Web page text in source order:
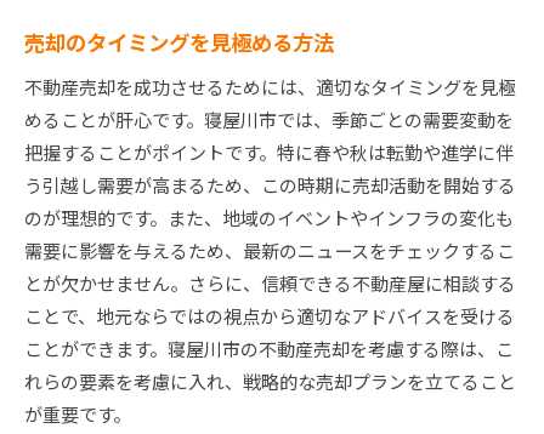
おすすめの不動産屋が教える寝屋川市での賢い売却
戦略
適切な売却価格の設定方法
物件の魅力を引き出す為の準備
効果的な広告とプロモーション戦略
交渉を成功させるためのプロのアドバイス
売却後のサポートも視野に入れる重要性
不動産屋と共に作る売却計画のステップ
地域の特性を活かした寝屋川市での不動産売却の秘
訣
地域の魅力を活用したマーケティング方法
売却のタイミングを見極める方法
不動産売却を成功させるためには、適切なタイミングを見極
めることが肝心です。寝屋川市では、季節ごとの需要変動を
把握することがポイントです。特に春や秋は転勤や進学に伴
う引越し需要が高まるため、この時期に売却活動を開始する
のが理想的です。また、地域のイベントやインフラの変化も
需要に影響を与えるため、最新のニュースをチェックするこ
とが欠かせません。さらに、信頼できる不動産屋に相談する
ことで、地元ならではの視点から適切なアドバイスを受ける
ことができます。寝屋川市の不動産売却を考慮する際は、こ
れらの要素を考慮に入れ、戦略的な売却プランを立てること
が重要です。